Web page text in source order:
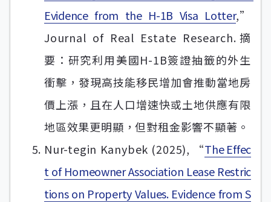
Evidence from the H-1B Visa Lotter,”
Journal of Real Estate Research.摘
要：研究利用美國H-1B簽證抽籤的外生
衝擊，發現高技能移民增加會推動當地房
價上漲，且在人口增速快或土地供應有限
地區效果更明顯，但對租金影響不顯著。
Nur-tegin Kanybek (2025), “The Effec
t of Homeowner Association Lease Restric
tions on Property Values. Evidence from S